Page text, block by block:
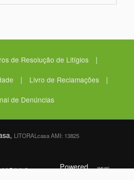
de Resolução de Litígios |
| Livro de Reclamações |
de Denúncias
LITORALcasa AMI: 13825
©2026 Powered